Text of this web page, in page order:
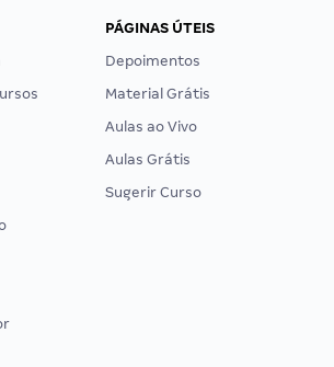
PÁGINAS ÚTEIS
Depoimentos
Material Grátis
Aulas ao Vivo
Aulas Grátis
Sugerir Curso